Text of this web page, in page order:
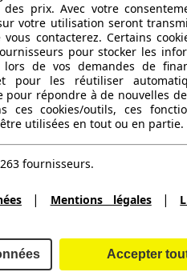
prix. Avec votre
votre utilisation seront
vous contacterez. Certains
pour stocker les
de vos demandes de
pour les réutiliser
pour répondre à de nouvelles
ces cookies/outils, ces
utilisées en tout ou en partie.
fournisseurs.
| Mentions légales|
Accepter